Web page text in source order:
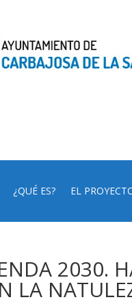
¿QUÉ ES? EL
2030.
LA